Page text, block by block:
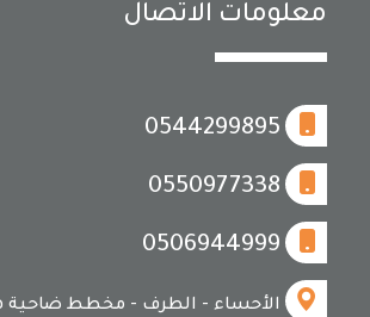
معلومات الاتصال
0544299895
0550977338
0506944999
الأحساء - الطرف - مخطط ضاحية